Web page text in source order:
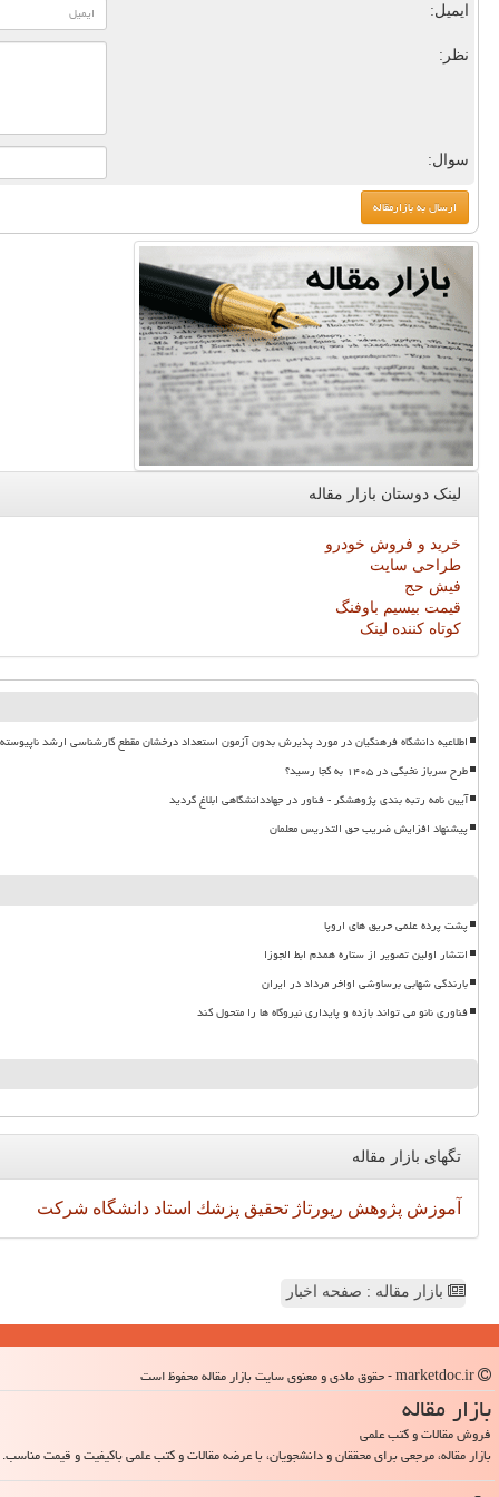
ایمیل:
نظر:
سوال:
لینک دوستان بازار مقاله
خرید و فروش خودرو
طراحی سایت
فیش حج
قیمت بیسیم باوفنگ
کوتاه کننده لینک
اطلاعیه دانشگاه فرهنگیان در مورد پذیرش بدون آزمون استعداد درخشان مقطع کارشناسی ارشد ناپیوسته ۱۴۰۵
طرح سرباز نخبگی در ۱۴۰۵ به کجا رسید؟
آیین نامه رتبه بندی پژوهشگر - فناور در جهاددانشگاهی ابلاغ گردید
پیشنهاد افزایش ضریب حق التدریس معلمان
پشت پرده علمی حریق های اروپا
انتشار اولین تصویر از ستاره همدم ابط الجوزا
بارندگی شهابی برساوشی اواخر مرداد در ایران
فناوری نانو می تواند بازده و پایداری نیروگاه ها را متحول کند
تگهای بازار مقاله
آموزش پژوهش رپورتاژ تحقیق پزشك استاد دانشگاه شركت
بازار مقاله : صفحه اخبار
بازار مقاله
فروش مقالات و کتب علمی
بازار مقاله، مرجعی برای محققان و دانشجویان، با عرضه مقالات و کتب علمی باکیفیت و قیمت مناسب.